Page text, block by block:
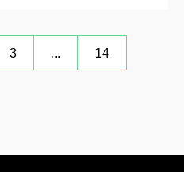
Page
3 ...
Intermediate Pages
Page
14